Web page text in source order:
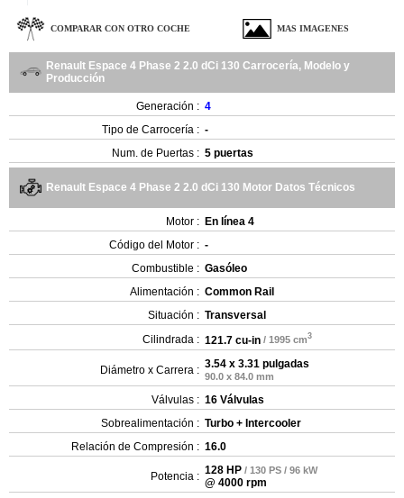
COMPARAR CON OTRO COCHE MAS IMAGENES
Renault Espace 4 Phase 2 2.0 dCi 130 Carrocería, Modelo y
Producción
Generación : 4
Tipo de Carrocería : -
Num. de Puertas : 5 puertas
Renault Espace 4 Phase 2 2.0 dCi 130 Motor Datos Técnicos
Motor : En línea 4
Código del Motor : -
Combustible : Gasóleo
Alimentación : Common Rail
Situación : Transversal
Cilindrada : 121.7 cu-in / 1995 cm3
Diámetro x Carrera : 3.54 x 3.31 pulgadas
90.0 x 84.0 mm
Válvulas : 16 Válvulas
Sobrealimentación : Turbo + Intercooler
Relación de Compresión : 16.0
Potencia : 128 HP / 130 PS / 96 kW
@ 4000 rpm